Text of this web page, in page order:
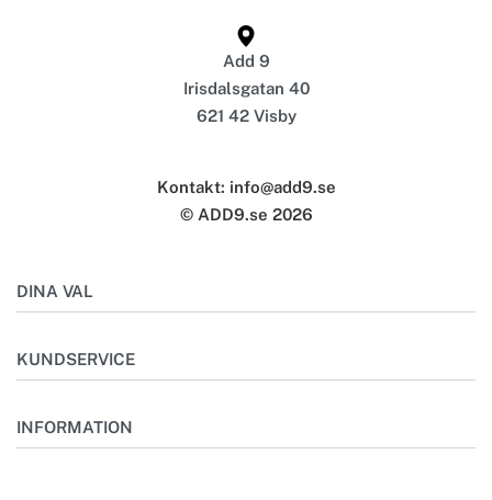
Add 9
Irisdalsgatan 40
621 42 Visby
Kontakt: info@add9.se
© ADD9.se 2026
KUNDSERVICE
Kontakta oss
Frågor & svar
INFORMATION
DINA VAL
Mitt konto
Önskelista